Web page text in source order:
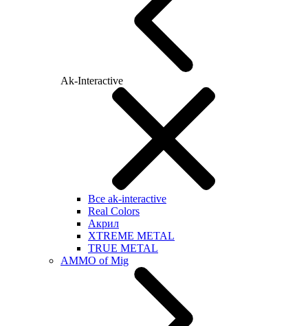
Ak-Interactive
Все ak-interactive
Real Colors
Акрил
XTREME METAL
TRUE METAL
AMMO of Mig